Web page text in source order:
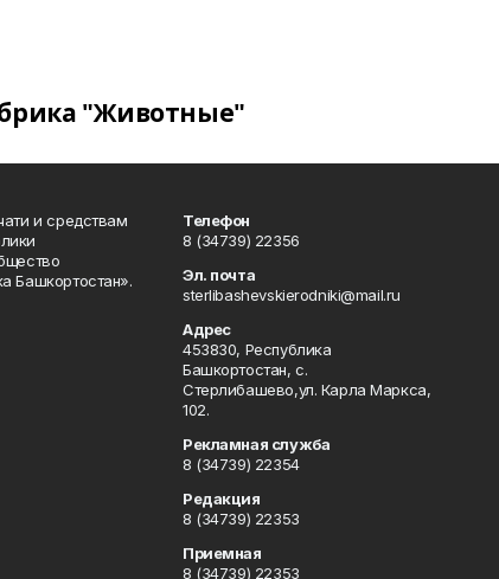
"Животные"
и средствам
Башкортостан».
Телефон
8 (34739) 22356
Эл. почта
sterlibashevskierodniki@mail.ru
Адрес
453830, Республика
Башкортостан, c.
Стерлибашево,ул. Карла Маркса,
102.
Рекламная служба
8 (34739) 22354
Редакция
8 (34739) 22353
Приемная
8 (34739) 22353